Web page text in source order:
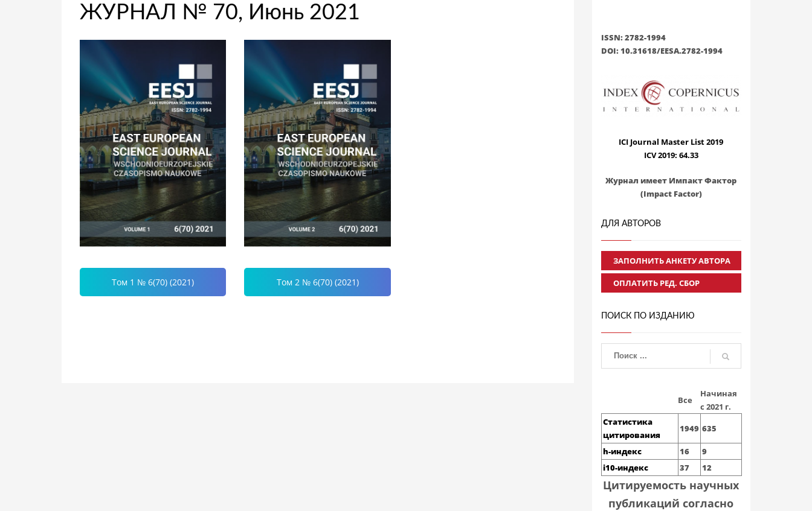
ЖУРНАЛ № 70, Июнь 2021
Том 1 № 6(70) (2021) Том 2 № 6(70) (2021)
ISSN: 2782-1994
DOI: 10.31618/EESA.2782-1994
ICI Journal Master List 2019
ICV 2019: 64.33
Журнал имеет Импакт Фактор
(Impact Factor)
ДЛЯ АВТОРОВ
ЗАПОЛНИТЬ АНКЕТУ АВТОРА
ОПЛАТИТЬ РЕД. СБОР
ПОИСК ПО ИЗДАНИЮ
Все
Начиная
с 2021 г.
Статистика
цитирования
1949 635
h-индекс 16
9
i10-индекс
37 12
Цитируемость научных
публикаций согласно